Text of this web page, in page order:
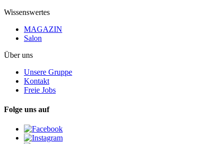
Wissenswertes
MAGAZIN
Salon
Über uns
Unsere Gruppe
Kontakt
Freie Jobs
Folge uns auf